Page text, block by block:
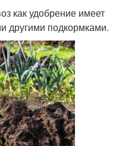
как удобрение имеет
другими подкормками.